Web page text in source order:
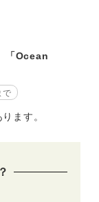
「Ocean
で
ます。